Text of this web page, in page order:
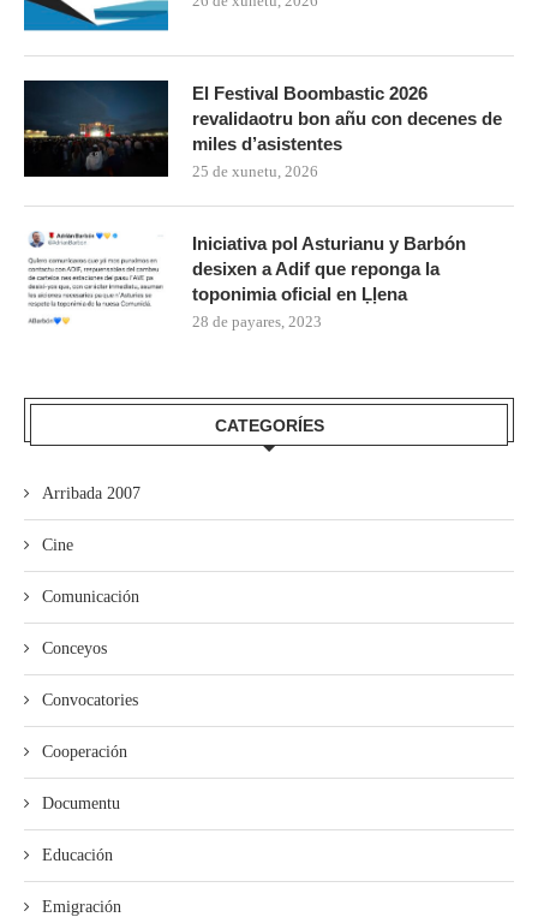
El Festival Boombastic 2026
revalidaotru bon añu con decenes de
miles d’asistentes
25 de xunetu, 2026
Iniciativa pol Asturianu y Barbón
desixen a Adif que reponga la
toponimia oficial en Ḷḷena
28 de payares, 2023
CATEGORÍES
Arribada 2007
Cine
Comunicación
Conceyos
Convocatories
Cooperación
Documentu
Educación
Emigración